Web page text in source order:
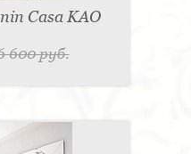
Casa KAO
600 руб.